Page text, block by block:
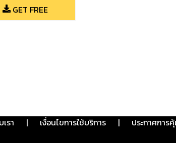
GET FREE
รา | เงื่อนไขการใช้บริการ | ประกาศการ